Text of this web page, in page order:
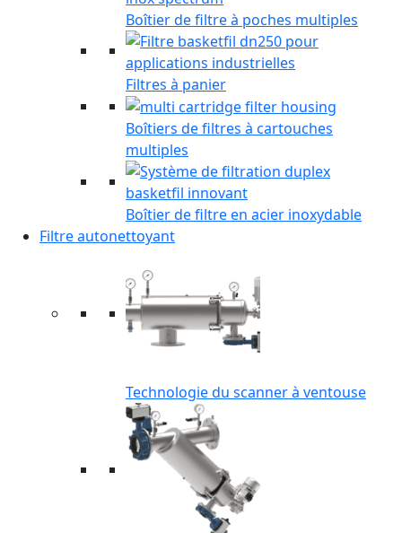
Boîtier de filtre à poches multiples
Filtres à panier
Boîtiers de filtres à cartouches
multiples
Boîtier de filtre en acier inoxydable
Filtre autonettoyant
Technologie du scanner à ventouse